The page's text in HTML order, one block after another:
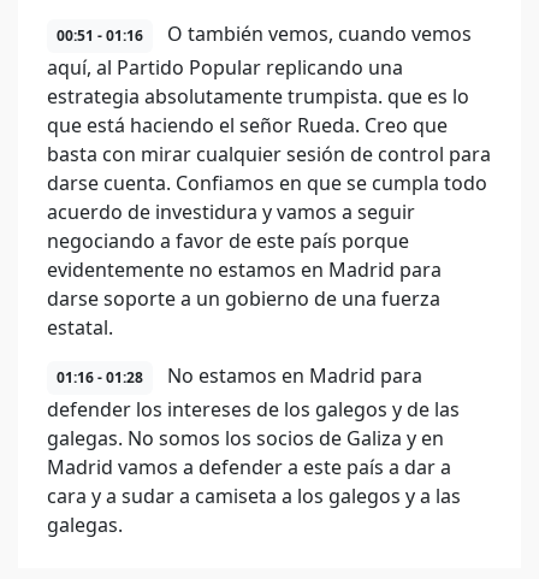
00:51 - 01:16
O también vemos, cuando vemos
aquí, al Partido Popular replicando una
estrategia absolutamente trumpista. que es lo
que está haciendo el señor Rueda. Creo que
basta con mirar cualquier sesión de control para
darse cuenta. Confiamos en que se cumpla todo
acuerdo de investidura y vamos a seguir
negociando a favor de este país porque
evidentemente no estamos en Madrid para
darse soporte a un gobierno de una fuerza
estatal.
01:16 - 01:28
No estamos en Madrid para
defender los intereses de los galegos y de las
galegas. No somos los socios de Galiza y en
Madrid vamos a defender a este país a dar a
cara y a sudar a camiseta a los galegos y a las
galegas.